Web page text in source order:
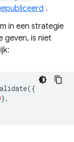
.
in een strategie
geven, is niet
({
},